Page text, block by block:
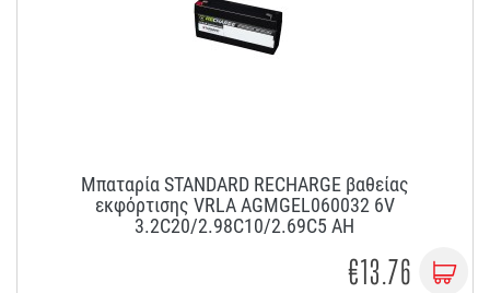
Μπαταρία STANDARD RECHARGE βαθείας
εκφόρτισης VRLA AGMGEL060032 6V
3.2C20/2.98C10/2.69C5 AH
€13.76